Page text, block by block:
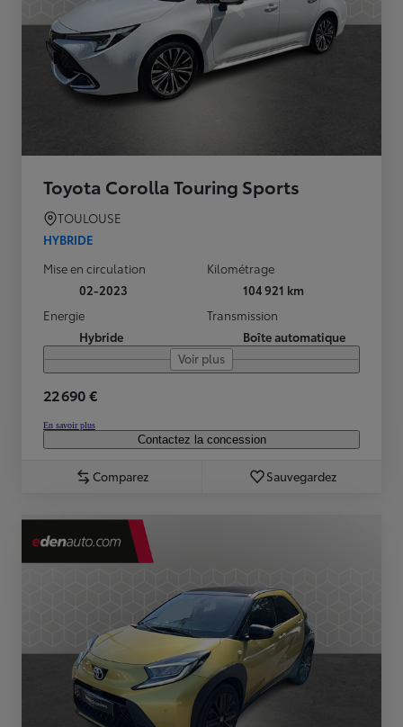
Toyota Corolla Touring Sports
TOULOUSE
HYBRIDE
Mise en circulation
02-2023
Kilométrage
104 921 km
Energie
Hybride
Transmission
Boîte automatique
Voir plus
22 690 €
En savoir plus
Contactez la concession
Comparez Sauvegardez